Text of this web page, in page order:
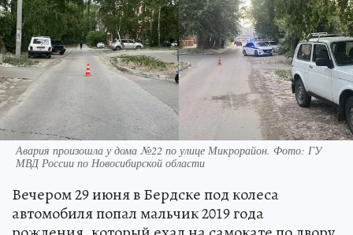
Авария произошла у дома №22 по улице Микрорайон. Фото: ГУ
МВД России по Новосибирской области
Вечером 29 июня в Бердске под колеса
автомобиля попал мальчик 2019 года